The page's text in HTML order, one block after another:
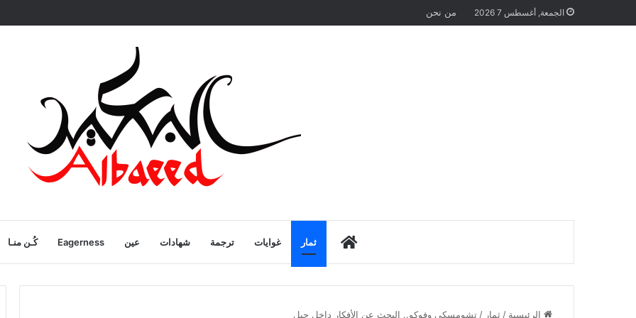
الجمعة, أغسطس 7 2026 من نحن
الرئيسية
ثمار غوايات ترجمة شهادات عين Eagerness كُـن منـا
الرئيسية / ثمار / تشومسكي وفوكو.. البحث عن الأفكار داخل جبل